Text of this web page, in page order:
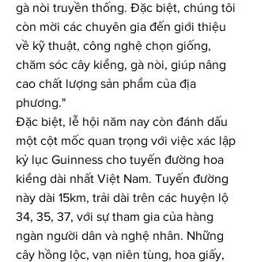
gà nòi truyền thống. Đặc biệt, chúng tôi
còn mời các chuyên gia đến giới thiệu
về kỹ thuật, công nghệ chọn giống,
chăm sóc cây kiểng, gà nòi, giúp nâng
cao chất lượng sản phẩm của địa
phương."
Đặc biệt, lễ hội năm nay còn đánh dấu
một cột mốc quan trọng với việc xác lập
kỷ lục Guinness cho tuyến đường hoa
kiểng dài nhất Việt Nam. Tuyến đường
này dài 15km, trải dài trên các huyện lộ
34, 35, 37, với sự tham gia của hàng
ngàn người dân và nghệ nhân. Những
cây hồng lộc, vạn niên tùng, hoa giấy,